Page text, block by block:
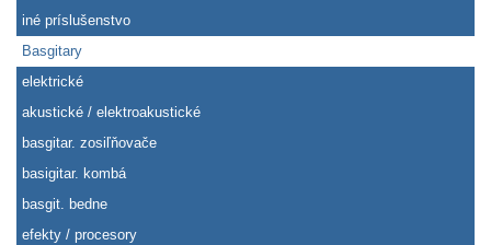
iné príslušenstvo
Basgitary
elektrické
akustické / elektroakustické
basgitar. zosiľňovače
basigitar. kombá
basgit. bedne
efekty / procesory